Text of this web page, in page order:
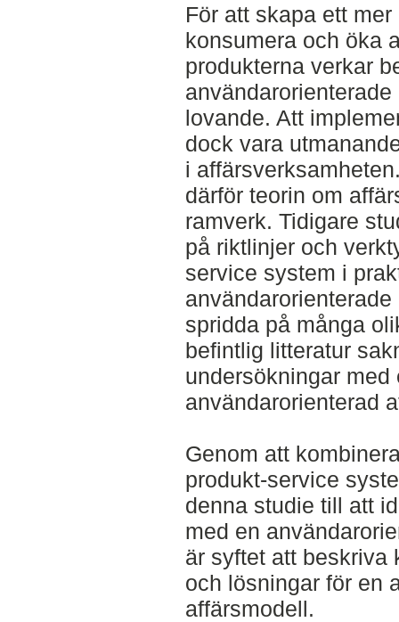
För att skapa ett
konsumera och öka
produkterna verkar
lovande. Att
dock vara
i
därför teorin om
ramverk. Tidigare
på riktlinjer och
service system i
spridda på många
befintlig litteratur
undersökningar
användarorienterad
Genom att
produkt-service
denna studie till att
med en
är syftet att beskriva
och lösningar för en
affärsmodell.